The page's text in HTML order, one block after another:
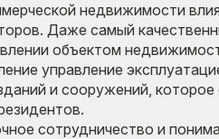
недвижимости
Даже самый
объектом
управление
и сооружений,
сотрудничество и